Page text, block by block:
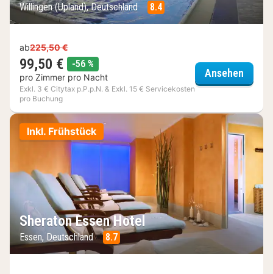
Willingen (Upland), Deutschland 8.4
ab225,50 €
99,50 € -56 %
pro Zimmer pro Nacht
Exkl. 3 € Citytax p.P.p.N. & Exkl. 15 € Servicekosten
pro Buchung
Ansehen
Inkl. Frühstück
Sheraton Essen Hotel
Essen, Deutschland 8.7